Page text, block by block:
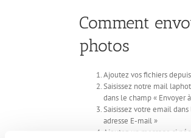
Comment
photos
Ajoutez vos fichiers
Saisissez notre mail
dans le champ « Envoyer
Saisissez votre email
adresse E-mail »
Ajoutez un message si